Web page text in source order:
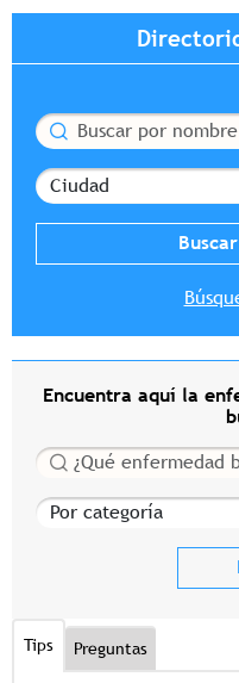
Buscar
Ciudad
Encuentra aquí la
Buscar
Por categoría
Tips Preguntas